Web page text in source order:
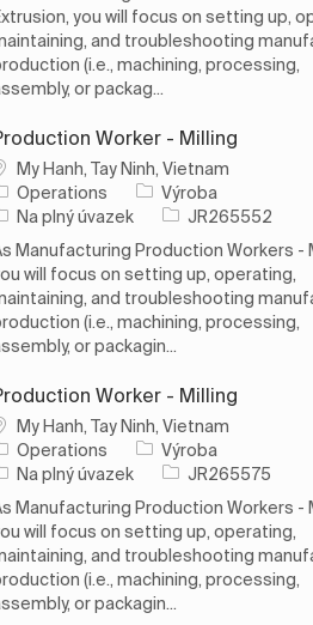
you will focus on setting up,
and troubleshooting
(i.e., machining, processing,
or packag...
Worker - Milling
My Hanh, Tay Ninh, Vietnam
Operations
Kategorie
Výroba
Typ úlohy
Na plný úvazek ID úlohy
JR265552
Manufacturing Production Workers -
will focus on setting up, operating,
and troubleshooting
(i.e., machining, processing,
or packagin...
Worker - Milling
My Hanh, Tay Ninh, Vietnam
Operations
Kategorie
Výroba
Typ úlohy
Na plný úvazek ID úlohy
JR265575
Manufacturing Production Workers -
will focus on setting up, operating,
and troubleshooting
(i.e., machining, processing,
or packagin...